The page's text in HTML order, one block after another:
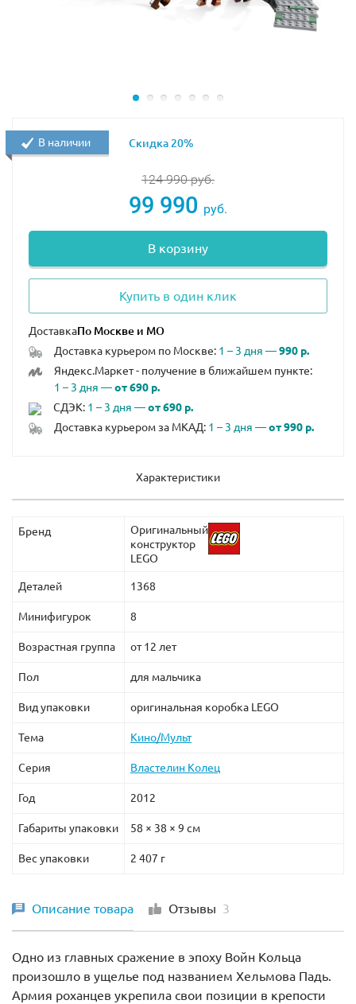
124 990руб.
99 990 руб.
В корзину
Купить в один клик
Доставка
Доставка курьером по Москве: 1 – 3 дня —990 р.
Яндекс.Маркет - получение в ближайшем пункте:
1 – 3 дня —от 690 р.
СДЭК: 1 – 3 дня —от 690 р.
Доставка курьером за МКАД: 1 – 3 дня —от 990 р.
В наличии Скидка 20%
Характеристики
Бренд
Оригинальный
конструктор
LEGO
Деталей 1368
Минифигурок 8
Возрастная группа от 12 лет
Пол для мальчика
Вид упаковки оригинальная коробка LEGO
Тема Кино/Мульт
Серия Властелин Колец
Год 2012
Габариты упаковки 58 × 38 × 9 см
Вес упаковки 2 407 г
Описание товара Отзывы 3
Одно из главных сражение в эпоху Войн Кольца
произошло в ущелье под названием Хельмова Падь.
Армия роханцев укрепила свои позиции в крепости